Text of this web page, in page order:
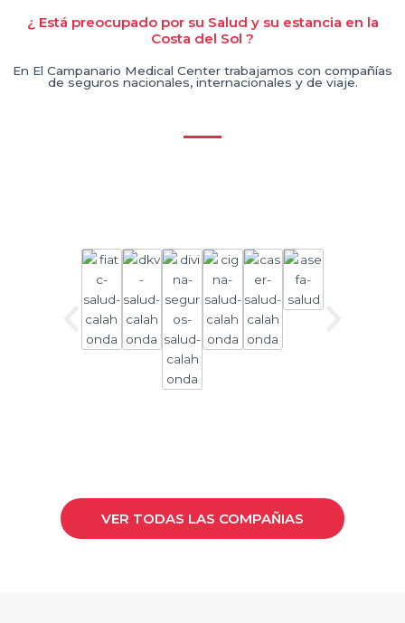
¿ Está preocupado por su Salud y su estancia en la
Costa del Sol ?
En El Campanario Medical Center trabajamos con compañías
de seguros nacionales, internacionales y de viaje.
VER TODAS LAS COMPAÑIAS